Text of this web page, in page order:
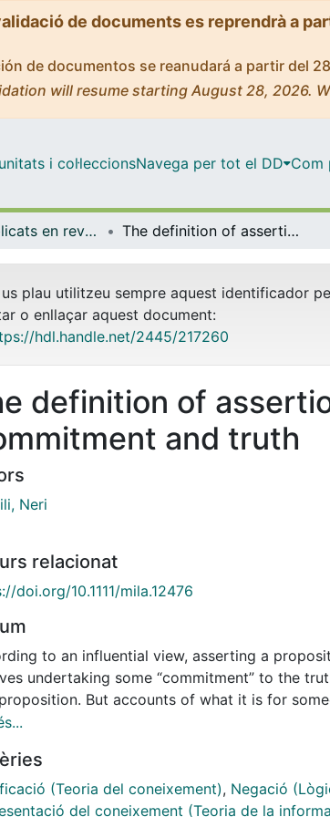
de documents es reprendrà a
de documentos se reanudará a partir del
will resume starting August 28, 2026.
i col·leccionsNavega per tot el DD Com
Articles publicats en revistes (Filosofia) The definition of assertion: Commitment and truth
us plau utilitzeu sempre aquest identificador
o enllaçar aquest document:
hdl.handle.net/2445/217260
definition of
and truth
Neri
relacionat
doi.org/10.1111/mila.12476
to an influential view, asserting a
undertaking some “commitment” to the
But accounts of what it is for
committed to the truth of a proposition are
This article aims to fill this gap. It offers a
characterisation of assertoric commitment,
it to define assertion. On the proposed view,
(Teoria del coneixement), Negació
del coneixement (Teoria de la